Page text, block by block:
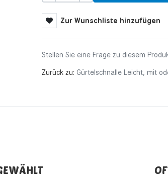
Zur Wunschliste hinzufügen
Stellen Sie eine Frage zu diesem
Zurück zu: Gürtelschnalle Leicht, mit